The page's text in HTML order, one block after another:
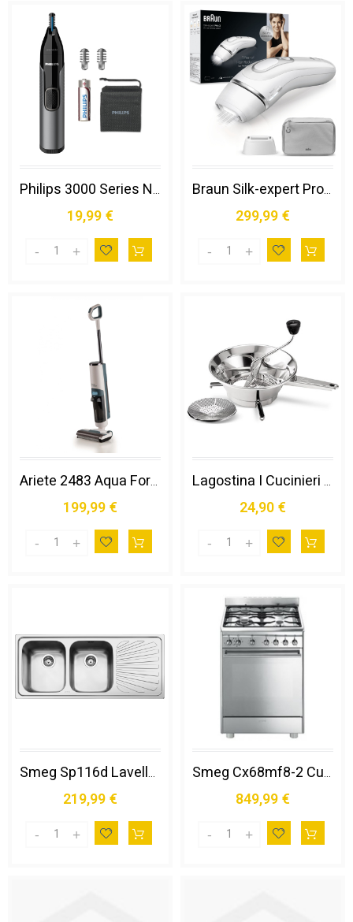
Philips 3000 Series Nose Trimmer Series 3000 Nt3650/16 Rifinitore per Peli di Naso, Orecchie e Sopracciglia
19,99 €
Braun Silk-expert Pro Silk Expert Pro 3 Pl3020, Epilatore a Luce Pulsata Donna, per La Rimozione Permanente dei Peli Visibili a Casa Tua, Bianco/argento
299,99 €
Ariete 2483 Aqua Force Wash & Vacuum, Aspirapolvere Intelligente, Lavapavimenti Cordless, Senza Fili, Aspira e Lava, Peli Animali, Sporco Liquido e Secco, Capacità 700ml, Accessori Inclusi
199,99 €
Lagostina I Cucinieri - Passaverdure Inox Ø 19cm
24,90 €
Smeg Sp116d Lavello Lavello Ad Incasso Rettangolare Acciaio Inox
219,99 €
Smeg Cx68mf8-2 Cucina Elettrico Gas Acciaio Inox
849,99 €